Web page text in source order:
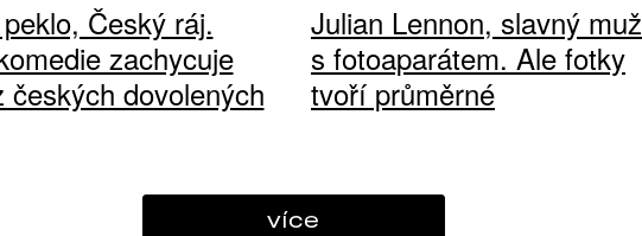
Český ráj.
zachycuje
českých dovolených
Julian Lennon, slavný muž
s fotoaparátem. Ale fotky
tvoří průměrné
více